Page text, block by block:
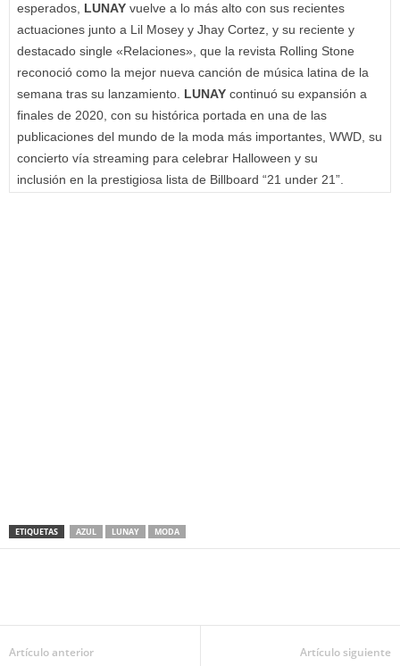
esperados, LUNAY vuelve a lo más alto con sus recientes
actuaciones junto a Lil Mosey y Jhay Cortez, y su reciente y
destacado single «Relaciones», que la revista Rolling Stone
reconoció como la mejor nueva canción de música latina de la
semana tras su lanzamiento. LUNAY continuó su expansión a
finales de 2020, con su histórica portada en una de las
publicaciones del mundo de la moda más importantes, WWD, su
concierto vía streaming para celebrar Halloween y su
inclusión en la prestigiosa lista de Billboard “21 under 21”.
ETIQUETAS AZUL LUNAY MODA
Artículo anterior Artículo siguiente